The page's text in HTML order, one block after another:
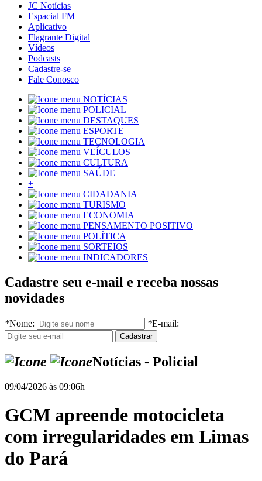
JC Notícias
Espacial FM
Aplicativo
Flagrante Digital
Vídeos
Podcasts
Cadastre-se
Fale Conosco
NOTÍCIAS
POLICIAL
DESTAQUES
ESPORTE
TECNOLOGIA
VEÍCULOS
CULTURA
SAÚDE
+
CIDADANIA
TURISMO
ECONOMIA
PENSAMENTO POSITIVO
POLÍTICA
SORTEIOS
INDICADORES
Cadastre seu e-mail e receba nossas
novidades
*Nome: *E-mail:
Notícias - Policial
09/04/2026 às 09:06h
GCM apreende motocicleta
com irregularidades em Limas
do Pará